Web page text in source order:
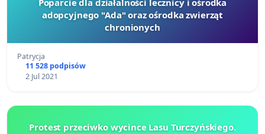
adopcyjnego "Ada" oraz ośrodka zwierząt
chronionych
Patrycja
11 528 podpisów
2 Jul 2021
Protest przeciwko wycince Lasu Turczyńskiego.